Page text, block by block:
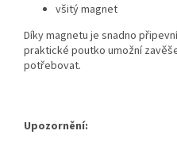
všitý magnet
Díky magnetu je snadno
praktické poutko umožní
potřebovat.
Upozornění: